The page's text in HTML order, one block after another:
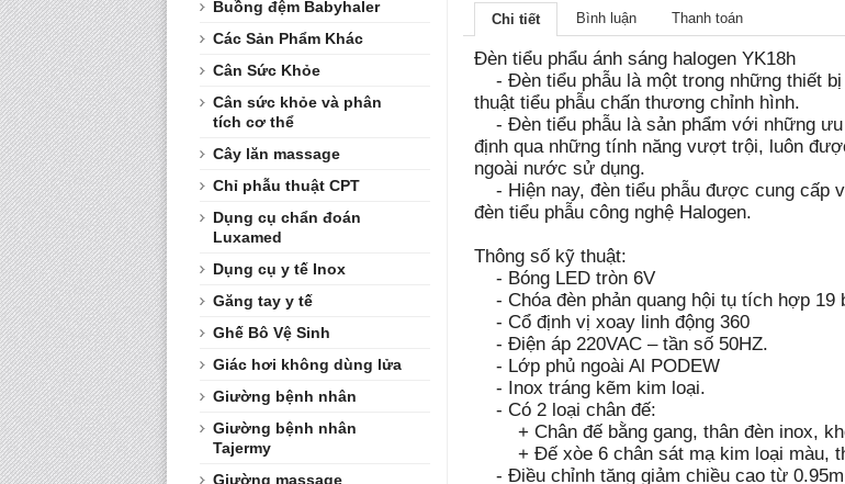
Buồng đệm Babyhaler
Các Sản Phẩm Khác
Cân Sức Khỏe
Cân sức khỏe và phân
tích cơ thể
Cây lăn massage
Chỉ phẫu thuật CPT
Dụng cụ chẩn đoán
Luxamed
Dụng cụ y tế Inox
Găng tay y tế
Ghế Bô Vệ Sinh
Giác hơi không dùng lửa
Giường bệnh nhân
Giường bệnh nhân
Tajermy
Giường massage
Chi tiết Bình luận Thanh toán
Đèn tiểu phẩu ánh sáng halogen YK18h
- Đèn tiểu phẫu là một trong những thiết
thuật tiểu phẫu chấn thương chỉnh hình.
- Đèn tiểu phẫu là sản phẩm với những
định qua những tính năng vượt trội, luôn
ngoài nước sử dụng.
- Hiện nay, đèn tiểu phẫu được cung cấp
đèn tiểu phẫu công nghệ Halogen.
Thông số kỹ thuật:
- Bóng LED tròn 6V
- Chóa đèn phản quang hội tụ tích hợp 19
- Cổ định vị xoay linh động 360
- Điện áp 220VAC – tần số 50HZ.
- Lớp phủ ngoài Al PODEW
- Inox tráng kẽm kim loại.
- Có 2 loại chân đế:
+ Chân đế bằng gang, thân đèn inox,
+ Đế xòe 6 chân sát mạ kim loại màu,
- Điều chỉnh tăng giảm chiều cao từ